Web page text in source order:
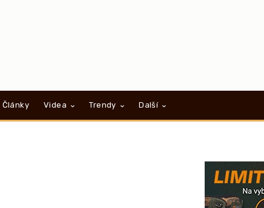
Články Videa Trendy Další